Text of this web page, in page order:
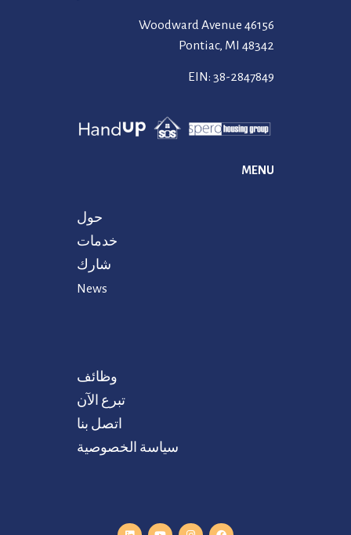
46156 Woodward Avenue
Pontiac, MI 48342
EIN: 38-2847849
MENU
حول
خدمات
شارك
News
وظائف
تبرع الآن
اتصل بنا
سياسة الخصوصية